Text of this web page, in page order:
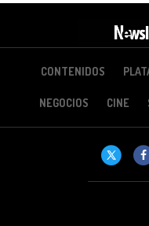
CONTENIDOS
NEGOCIOS CINE